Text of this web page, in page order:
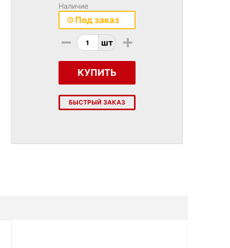
Наличие
Под заказ
- шт +
КУПИТЬ
БЫСТРЫЙ ЗАКАЗ